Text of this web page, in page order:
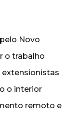
Novo
o trabalho
o interior
remoto e